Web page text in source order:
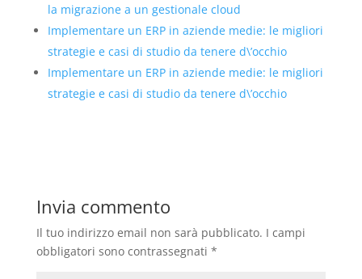
la migrazione a un gestionale cloud
Implementare un ERP in aziende medie: le migliori
strategie e casi di studio da tenere d\’occhio
Implementare un ERP in aziende medie: le migliori
strategie e casi di studio da tenere d\’occhio
Invia commento
Il tuo indirizzo email non sarà pubblicato. I campi
obbligatori sono contrassegnati *